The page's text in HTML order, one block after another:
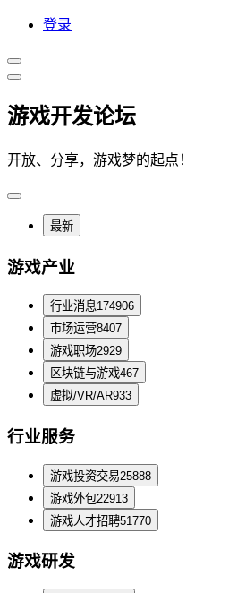
登录
游戏开发论坛
开放、分享，游戏梦的起点！
最新
游戏产业
行业消息174906
市场运营8407
游戏职场2929
区块链与游戏467
虚拟/VR/AR933
行业服务
游戏投资交易25888
游戏外包22913
游戏人才招聘51770
游戏研发